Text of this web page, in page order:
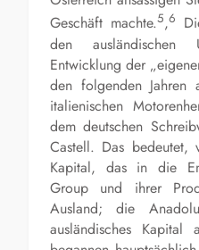
Geschäft machte.5,6
den ausländischen
Entwicklung der
den folgenden Jahren
italienischen
dem deutschen
Castell. Das
Kapital, das in die
Group und ihrer
Ausland; die
ausländisches